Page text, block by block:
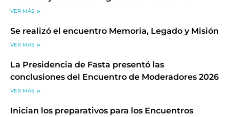
VER MÁS
Se realizó el encuentro Memoria, Legado y Misión
VER MÁS
La Presidencia de Fasta presentó las
conclusiones del Encuentro de Moderadores 2026
VER MÁS
Inician los preparativos para los Encuentros